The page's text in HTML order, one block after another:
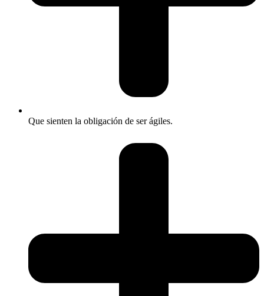
Que sienten la obligación de ser ágiles.